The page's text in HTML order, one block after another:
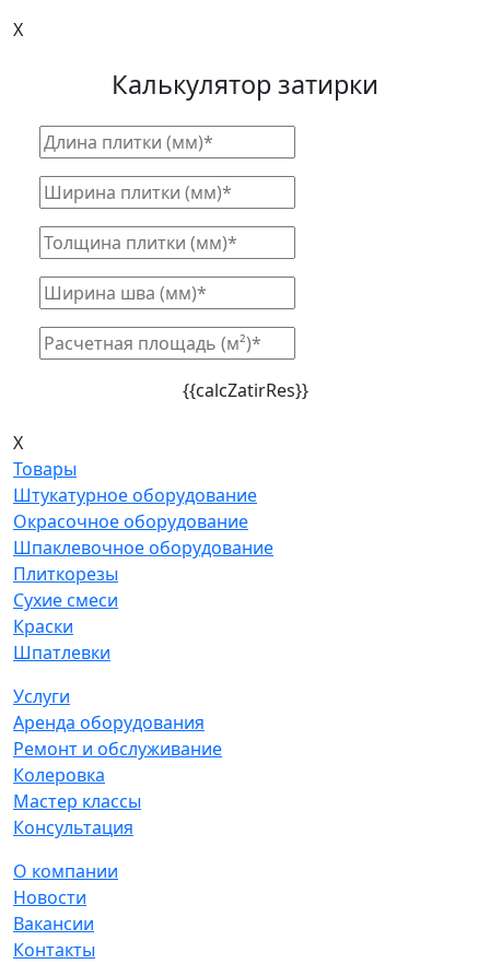
X
Калькулятор затирки
{{calcZatirRes}}
X
Товары
Штукатурное оборудование
Окрасочное оборудование
Шпаклевочное оборудование
Плиткорезы
Сухие смеси
Краски
Шпатлевки
Услуги
Аренда оборудования
Ремонт и обслуживание
Колеровка
Мастер классы
Консультация
О компании
Новости
Вакансии
Контакты